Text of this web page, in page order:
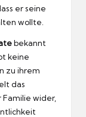
er seine
wollte.
bekannt
keine
zu ihrem
das
wider,